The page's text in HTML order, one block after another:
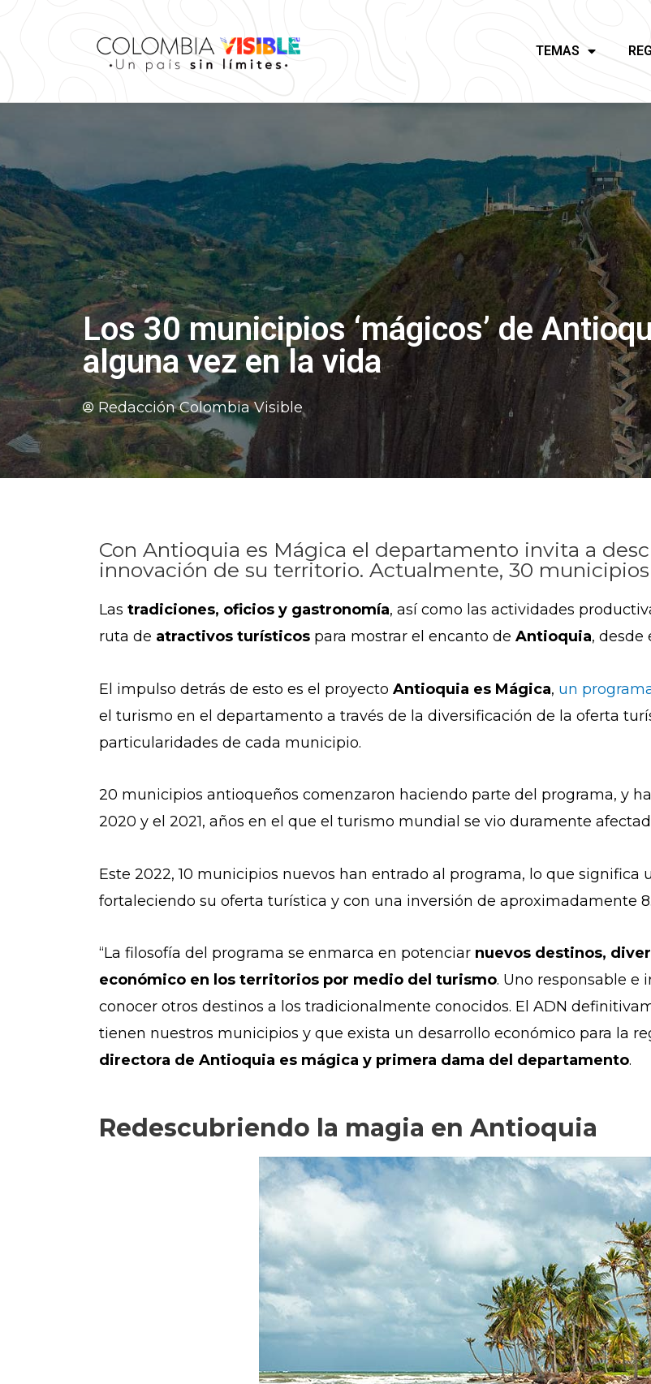
TEMAS
Los 30 municipios ‘mágicos’ de
alguna vez en la vida
Redacción Colombia Visible
Con Antioquia es Mágica el departamento invita a
innovación de su territorio. Actualmente, 30
Las tradiciones, oficios y gastronomía, así como las actividades
ruta de atractivos turísticos para mostrar el encanto de Antioquia, desde
El impulso detrás de esto es el proyecto Antioquia es Mágica, un
el turismo en el departamento a través de la diversificación de la oferta
particularidades de cada municipio.
20 municipios antioqueños comenzaron haciendo parte del programa, y
2020 y el 2021, años en el que el turismo mundial se vio duramente
Este 2022, 10 municipios nuevos han entrado al programa, lo que
fortaleciendo su oferta turística y con una inversión de aproximadamente
“La filosofía del programa se enmarca en potenciar nuevos destinos,
económico en los territorios por medio del turismo. Uno responsable e
conocer otros destinos a los tradicionalmente conocidos. El ADN
tienen nuestros municipios y que exista un desarrollo económico para la
directora de Antioquia es mágica y primera dama del departamento.
Redescubriendo la magia en Antioquia